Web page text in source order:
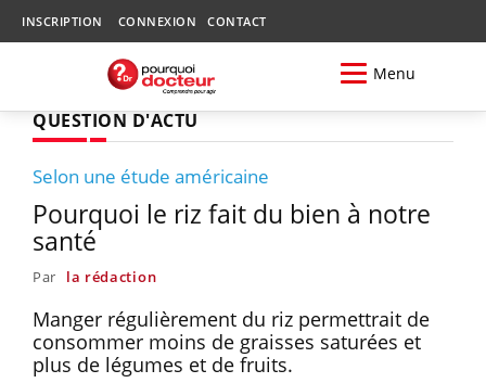
INSCRIPTION CONNEXION CONTACT
Menu
QUESTION D'ACTU
Selon une étude américaine
Pourquoi le riz fait du bien à notre
santé
Par la rédaction
Manger régulièrement du riz permettrait de
consommer moins de graisses saturées et
plus de légumes et de fruits.